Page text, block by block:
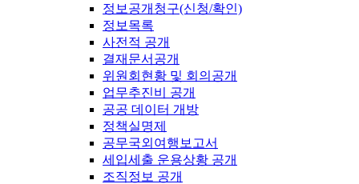
정보공개청구(신청/확인)
정보목록
사전적 공개
결재문서공개
위원회현황 및 회의공개
업무추진비 공개
공공 데이터 개방
정책실명제
공무국외여행보고서
세입세출 운용상황 공개
조직정보 공개